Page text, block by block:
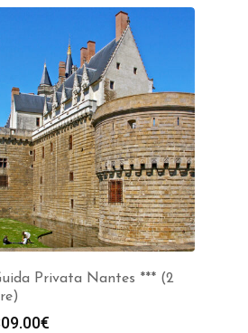
Privata Nantes *** (2
€